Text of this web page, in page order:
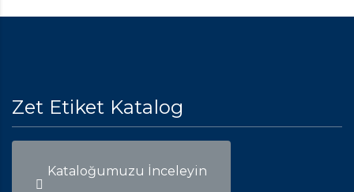
Zet Etiket Katalog
Kataloğumuzu İnceleyin